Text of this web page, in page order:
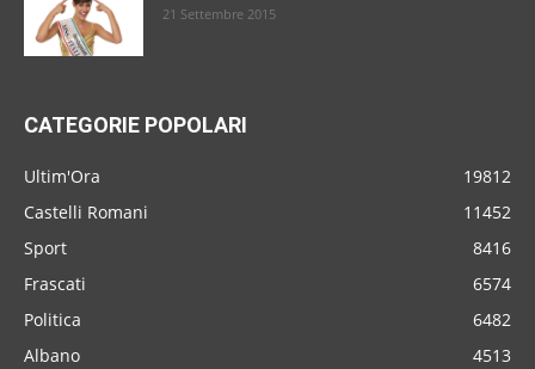
21 Settembre 2015
CATEGORIE POPOLARI
Ultim'Ora
19812
Castelli Romani
11452
Sport
8416
Frascati
6574
Politica
6482
Albano
4513